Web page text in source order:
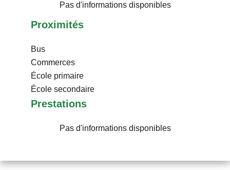
Pas d'informations disponibles
Proximités
Bus
Commerces
École primaire
École secondaire
Prestations
Pas d'informations disponibles